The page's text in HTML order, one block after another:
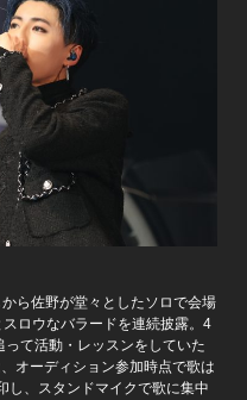
ら佐野が堂々としたソロで会場
ロウなバラードを連続披露。4
って活動・レッスンをしていた
オーディション参加時点で歌は
し、スタンドマイクで歌に集中